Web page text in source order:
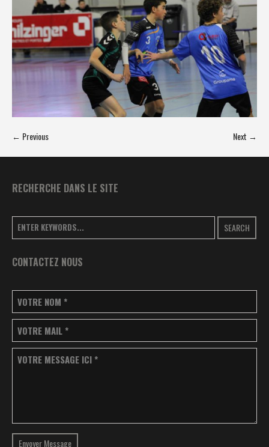
← Previous Next →
RECHERCHE DANS LE SITE
SEARCH
CONTACTEZ NOUS
VOTRE NOM *
VOTRE MAIL *
VOTRE MESSAGE ICI *
Envoyer Message